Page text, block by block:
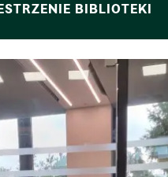
BIBLIOTEKI